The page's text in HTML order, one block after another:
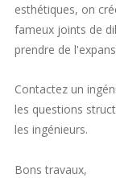
esthétiques, on
fameux joints de
prendre de
Contactez un
les questions
les ingénieurs.
Bons travaux,